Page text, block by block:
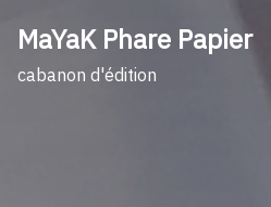
content
MaYaK Phare Papier
cabanon d'édition